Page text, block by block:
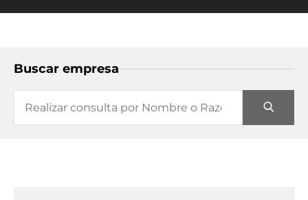
Buscar empresa